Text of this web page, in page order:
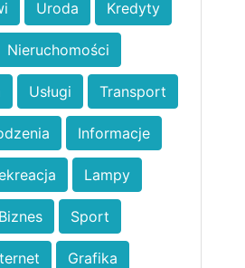
Uroda Kredyty
Nieruchomości
Usługi Transport
Informacje
Lampy
Biznes Sport
Grafika